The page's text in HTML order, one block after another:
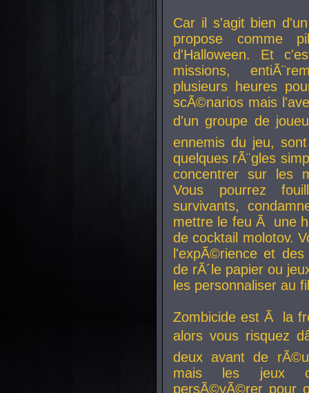
Car il s'agit bien
propose comme
d'Halloween. Et
missions,
plusieurs heures
scÃ©narios mais
d'un groupe de
ennemis du jeu,
quelques rÃ¨gles
concentrer sur les
Vous pourrez
survivants,
mettre le feu Ã une
de cocktail molotov.
l'expÃ©rience et
de rÃ´le papier ou
les personnaliser au
Zombicide est Ã la
alors vous risquez
deux avant de
mais les jeux
persÃ©vÃ©rer pour